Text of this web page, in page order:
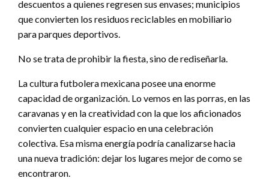
descuentos a quienes regresen sus envases; municipios
que convierten los residuos reciclables en mobiliario
para parques deportivos.
No se trata de prohibir la fiesta, sino de rediseñarla.
La cultura futbolera mexicana posee una enorme
capacidad de organización. Lo vemos en las porras, en las
caravanas y en la creatividad con la que los aficionados
convierten cualquier espacio en una celebración
colectiva. Esa misma energía podría canalizarse hacia
una nueva tradición: dejar los lugares mejor de como se
encontraron.